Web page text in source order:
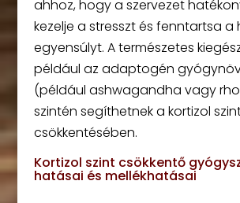
ahhoz, hogy a szervezet
kezelje a stresszt és fenntartsa a
egyensúlyt. A természetes
például az adaptogén
(például ashwagandha vagy
szintén segíthetnek a kortizol
csökkentésében.
Kortizol szint csökkentő
hatásai és mellékhatásai